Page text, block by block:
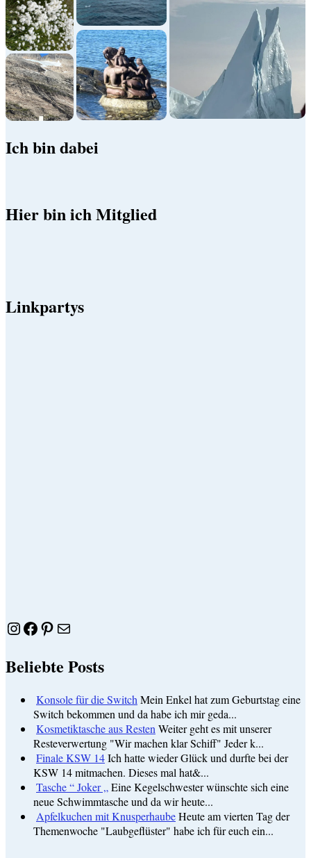
Ich bin dabei
Hier bin ich Mitglied
Linkpartys
Instagram
Facebook
Pinterest
E-Mail
Beliebte Posts
Konsole für die Switch Mein Enkel hat zum Geburtstag eine
Switch bekommen und da habe ich mir geda...
Kosmetiktasche aus Resten Weiter geht es mit unserer
Resteverwertung "Wir machen klar Schiff" Jeder k...
Finale KSW 14Ich hatte wieder Glück und durfte bei der
KSW 14 mitmachen. Dieses mal hat&...
Tasche “ Joker „ Eine Kegelschwester wünschte sich eine
neue Schwimmtasche und da wir heute...
Apfelkuchen mit KnusperhaubeHeute am vierten Tag der
Themenwoche "Laubgeflüster" habe ich für euch ein...